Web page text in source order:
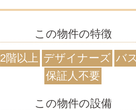
この物件の特徴
2階以上 デザイナーズ バ
保証人不要
この物件の設備